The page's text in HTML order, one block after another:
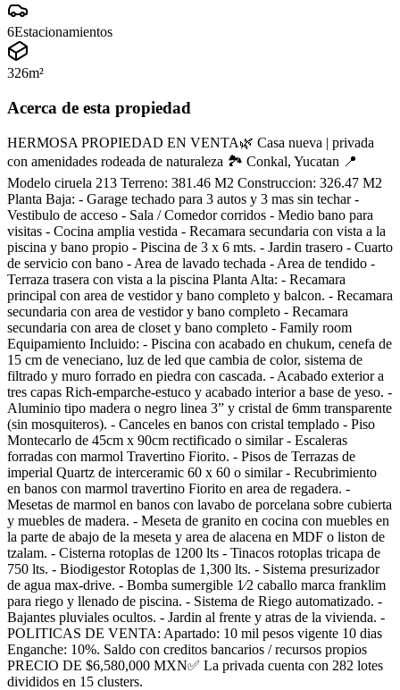
6Estacionamientos
326m²
Acerca de esta propiedad
HERMOSA PROPIEDAD EN VENTA🌿 Casa nueva | privada
con amenidades rodeada de naturaleza 🏞 Conkal, Yucatan 📍
Modelo ciruela 213 Terreno: 381.46 M2 Construccion: 326.47 M2
Planta Baja: - Garage techado para 3 autos y 3 mas sin techar -
Vestibulo de acceso - Sala / Comedor corridos - Medio bano para
visitas - Cocina amplia vestida - Recamara secundaria con vista a la
piscina y bano propio - Piscina de 3 x 6 mts. - Jardin trasero - Cuarto
de servicio con bano - Area de lavado techada - Area de tendido -
Terraza trasera con vista a la piscina Planta Alta: - Recamara
principal con area de vestidor y bano completo y balcon. - Recamara
secundaria con area de vestidor y bano completo - Recamara
secundaria con area de closet y bano completo - Family room
Equipamiento Incluido: - Piscina con acabado en chukum, cenefa de
15 cm de veneciano, luz de led que cambia de color, sistema de
filtrado y muro forrado en piedra con cascada. - Acabado exterior a
tres capas Rich-emparche-estuco y acabado interior a base de yeso. -
Aluminio tipo madera o negro linea 3” y cristal de 6mm transparente
(sin mosquiteros). - Canceles en banos con cristal templado - Piso
Montecarlo de 45cm x 90cm rectificado o similar - Escaleras
forradas con marmol Travertino Fiorito. - Pisos de Terrazas de
imperial Quartz de interceramic 60 x 60 o similar - Recubrimiento
en banos con marmol travertino Fiorito en area de regadera. -
Mesetas de marmol en banos con lavabo de porcelana sobre cubierta
y muebles de madera. - Meseta de granito en cocina con muebles en
la parte de abajo de la meseta y area de alacena en MDF o liston de
tzalam. - Cisterna rotoplas de 1200 lts - Tinacos rotoplas tricapa de
750 lts. - Biodigestor Rotoplas de 1,300 lts. - Sistema presurizador
de agua max-drive. - Bomba sumergible 1⁄2 caballo marca franklim
para riego y llenado de piscina. - Sistema de Riego automatizado. -
Bajantes pluviales ocultos. - Jardin al frente y atras de la vivienda. -
POLITICAS DE VENTA: Apartado: 10 mil pesos vigente 10 dias
Enganche: 10%. Saldo con creditos bancarios / recursos propios
PRECIO DE $6,580,000 MXN✅ La privada cuenta con 282 lotes
divididos en 15 clusters.